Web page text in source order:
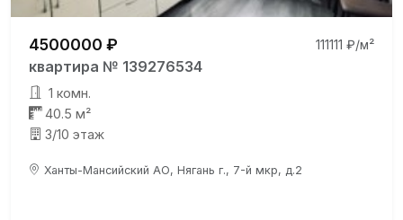
4500000 ₽ 111111 ₽/м²
квартира № 139276534
1 комн.
40.5 м²
3/10 этаж
Ханты-Мансийский АО, Нягань г., 7-й мкр, д.2